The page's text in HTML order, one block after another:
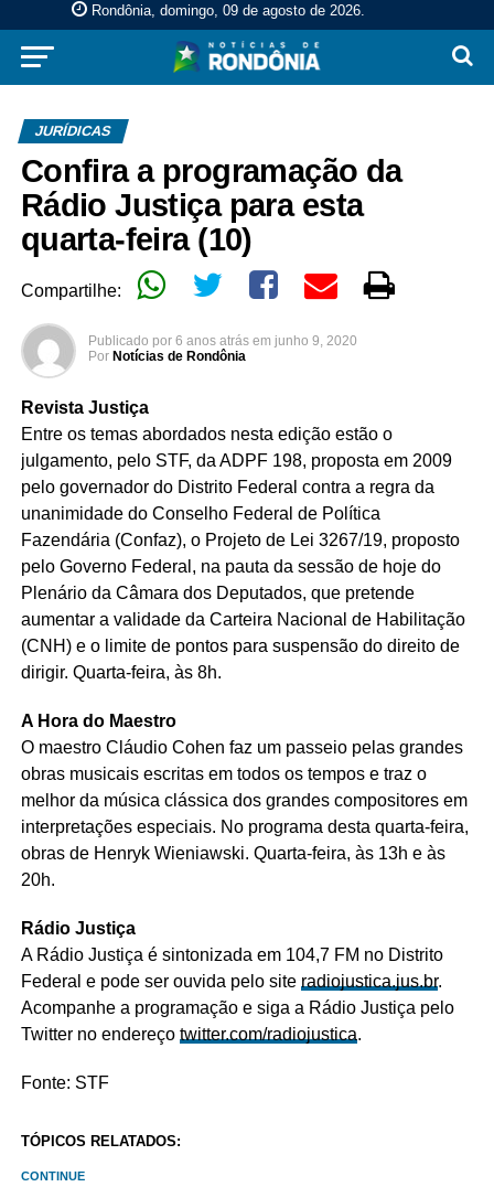
Rondônia, domingo, 09 de agosto de 2026.
JURÍDICAS
Confira a programação da
Rádio Justiça para esta
quarta-feira (10)
Compartilhe:
Publicado por 6 anos atrás em junho 9, 2020
Por Notícias de Rondônia
Revista Justiça
Entre os temas abordados nesta edição estão o
julgamento, pelo STF, da ADPF 198, proposta em 2009
pelo governador do Distrito Federal contra a regra da
unanimidade do Conselho Federal de Política
Fazendária (Confaz), o Projeto de Lei 3267/19, proposto
pelo Governo Federal, na pauta da sessão de hoje do
Plenário da Câmara dos Deputados, que pretende
aumentar a validade da Carteira Nacional de Habilitação
(CNH) e o limite de pontos para suspensão do direito de
dirigir. Quarta-feira, às 8h.
A Hora do Maestro
O maestro Cláudio Cohen faz um passeio pelas grandes
obras musicais escritas em todos os tempos e traz o
melhor da música clássica dos grandes compositores em
interpretações especiais. No programa desta quarta-feira,
obras de Henryk Wieniawski. Quarta-feira, às 13h e às
20h.
Rádio Justiça
A Rádio Justiça é sintonizada em 104,7 FM no Distrito
Federal e pode ser ouvida pelo site radiojustica.jus.br.
Acompanhe a programação e siga a Rádio Justiça pelo
Twitter no endereço twitter.com/radiojustica.
Fonte: STF
TÓPICOS RELATADOS:
CONTINUE